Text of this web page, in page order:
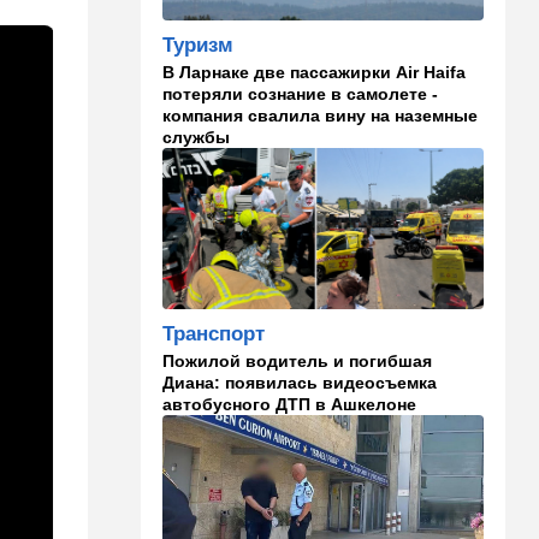
Преступная
безответственность: в
Израиле снова забыли
ребенка в раскаленном
автомобиле
15:46 Ближний Восток
Тартус и "Хмеймим", дубль
два: российские военные
возвращаются в Сирию
15:15 Израиль
Мужество сказать: "Нет!":
Нетаниягу открыто
выступил против
инициативы Трампа
14:44 Ближний Восток
Хуситы окончательно
распоясались: два мощных
удара за один день
Туризм
В Ларнаке две пассажирки Air Haifa
потеряли сознание в самолете -
компания свалила вину на наземные
службы
Транспорт
Пожилой водитель и погибшая
Диана: появилась видеосъемка
автобусного ДТП в Ашкелоне